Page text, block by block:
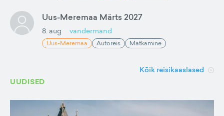
Uus-Meremaa Märts 2027
8. aug vandermand
Uus-Meremaa Autoreis Matkamine
Kõik reisikaaslased
UUDISED